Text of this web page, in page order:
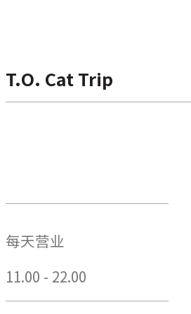
T.O. Cat Trip
每天营业
11.00 - 22.00